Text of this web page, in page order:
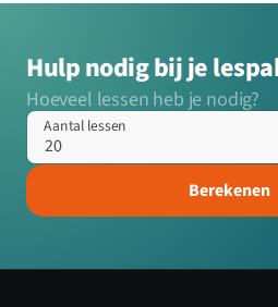
Hulp nodig bij je
Hoeveel lessen heb je nodig?
Aantal lessen
Berekenen